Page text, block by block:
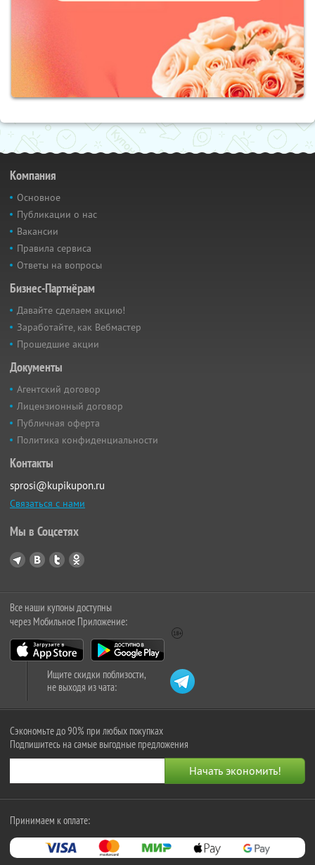
Компания
Основное
Публикации о нас
Вакансии
Правила сервиса
Ответы на вопросы
Бизнес-Партнёрам
Давайте сделаем акцию!
Заработайте, как Вебмастер
Прошедшие акции
Документы
Агентский договор
Лицензионный договор
Публичная оферта
Политика конфиденциальности
Контакты
sprosi@kupikupon.ru
Связаться с нами
Мы в Соцсетях
Все наши купоны доступны
через Мобильное Приложение:
Ищите скидки поблизости,
не выходя из чата:
Сэкономьте до 90% при любых покупках
Подпишитесь на самые выгодные предложения
Принимаем к оплате: